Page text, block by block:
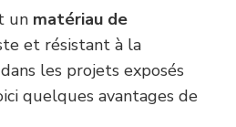
un matériau de
et résistant à la
les projets exposés
quelques avantages de